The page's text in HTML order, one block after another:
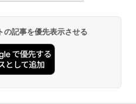
記事を優先表示させる